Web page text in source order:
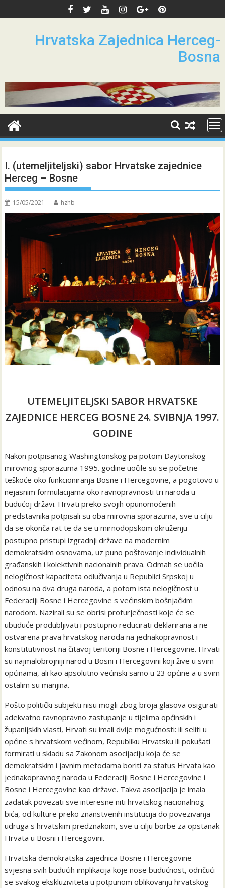
to
Hrvatska Zajednica Herceg-
Bosna
I. (utemeljiteljski) sabor Hrvatske zajednice
Herceg – Bosne
15/05/2021 hzhb
UTEMELJITELJSKI SABOR HRVATSKE
ZAJEDNICE HERCEG BOSNE 24. SVIBNJA 1997.
GODINE
Nakon potpisanog Washingtonskog pa potom Daytonskog
mirovnog sporazuma 1995. godine uočile su se početne
teškoće oko funkcioniranja Bosne i Hercegovine, a pogotovo u
nejasnim formulacijama oko ravnopravnosti tri naroda u
budućoj državi. Hrvati preko svojih opunomoćenih
predstavnika potpisali su oba mirovna sporazuma, sve u cilju
da se okonča rat te da se u mirnodopskom okruženju
postupno pristupi izgradnji države na modernim
demokratskim osnovama, uz puno poštovanje individualnih
građanskih i kolektivnih nacionalnih prava. Odmah se uočila
nelogičnost kapaciteta odlučivanja u Republici Srpskoj u
odnosu na dva druga naroda, a potom ista nelogičnost u
Federaciji Bosne i Hercegovine s većinskim bošnjačkim
narodom. Nazirali su se obrisi proturječnosti koje će se
ubuduće produbljivati i postupno reducirati deklarirana a ne
ostvarena prava hrvatskog naroda na jednakopravnost i
konstitutivnost na čitavoj teritoriji Bosne i Hercegovine. Hrvati
su najmalobrojniji narod u Bosni i Hercegovini koji žive u svim
općinama, ali kao apsolutno većinski samo u 23 općine a u svim
ostalim su manjina.
Pošto politički subjekti nisu mogli zbog broja glasova osigurati
adekvatno ravnopravno zastupanje u tijelima općinskih i
županijskih vlasti, Hrvati su imali dvije mogućnosti: ili seliti u
općine s hrvatskom većinom, Republiku Hrvatsku ili pokušati
formirati u skladu sa Zakonom asocijaciju koja će se
demokratskim i javnim metodama boriti za status Hrvata kao
jednakopravnog naroda u Federaciji Bosne i Hercegovine i
Bosne i Hercegovine kao države. Takva asocijacija je imala
zadatak povezati sve interesne niti hrvatskog nacionalnog
bića, od kulture preko znanstvenih institucija do povezivanja
udruga s hrvatskim predznakom, sve u cilju borbe za opstanak
Hrvata u Bosni i Hercegovini.
Hrvatska demokratska zajednica Bosne i Hercegovine
svjesna svih budućih implikacija koje nose budućnost, odričući
se svakog ekskluziviteta u potpunom oblikovanju hrvatskog